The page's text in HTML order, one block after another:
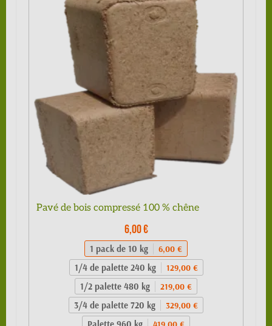
Pavé de bois compressé 100 % chêne
6,00 €
1 pack de 10 kg 6,00 €
1/4 de palette 240 kg 129,00 €
1/2 palette 480 kg 219,00 €
3/4 de palette 720 kg 329,00 €